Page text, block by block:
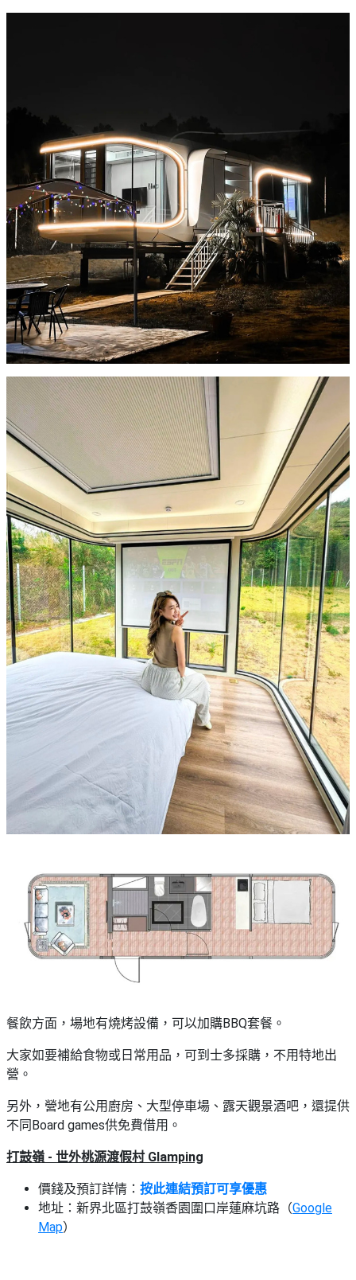
餐飲方面，場地有燒烤設備，可以加購BBQ套餐。
大家如要補給食物或日常用品，可到士多採購，不用特地出
營。
另外，營地有公用廚房、大型停車場、露天觀景酒吧，還提供
不同Board games供免費借用。
打鼓嶺 - 世外桃源渡假村 Glamping
價錢及預訂詳情： 按此連結預訂可享優惠
地址：新界北區打鼓嶺香園圍口岸蓮麻坑路（Google
Map）